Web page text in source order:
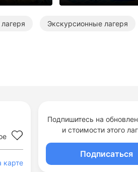
карте
Подпишитесь на
и стоимости этого
Подписаться
Экскурсионные лагеря